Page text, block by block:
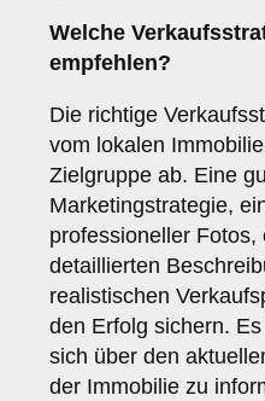
Welche
empfehlen?
Die richtige
vom lokalen
Zielgruppe ab. Eine
Marketingstrategie,
professioneller Fotos,
detaillierten
realistischen
den Erfolg sichern.
sich über den
der Immobilie zu